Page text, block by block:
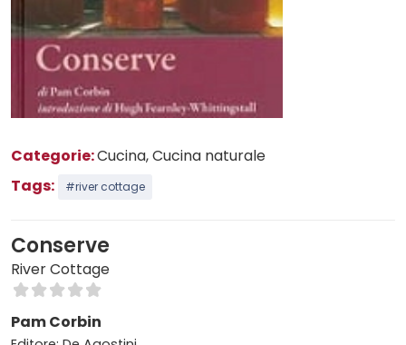
Categorie:Cucina, Cucina naturale
Tags:
#river cottage
Conserve
River Cottage
Pam Corbin